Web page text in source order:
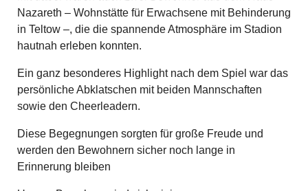
Nazareth – Wohnstätte für Erwachsene mit Behinderung
in Teltow –, die die spannende Atmosphäre im Stadion
hautnah erleben konnten.
Ein ganz besonderes Highlight nach dem Spiel war das
persönliche Abklatschen mit beiden Mannschaften
sowie den Cheerleadern.
Diese Begegnungen sorgten für große Freude und
werden den Bewohnern sicher noch lange in
Erinnerung bleiben